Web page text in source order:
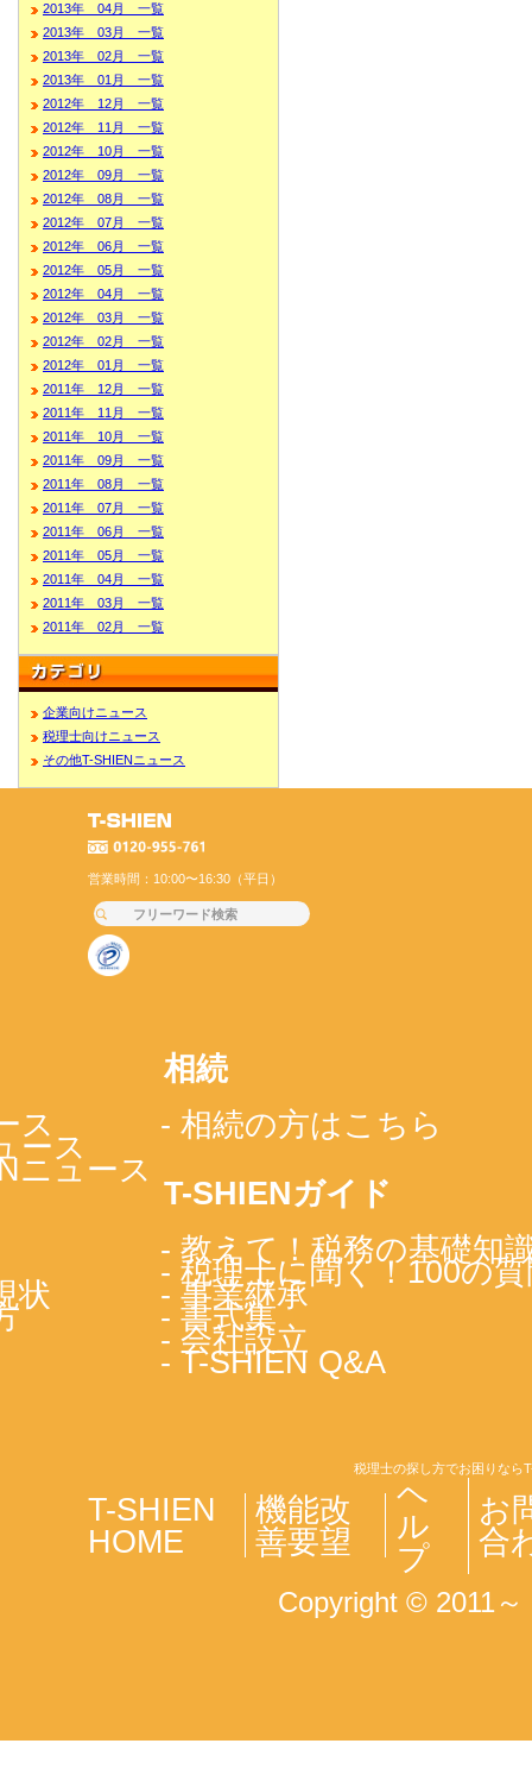
2013年 04月 一覧
2013年 03月 一覧
2013年 02月 一覧
2013年 01月 一覧
2012年 12月 一覧
2012年 11月 一覧
2012年 10月 一覧
2012年 09月 一覧
2012年 08月 一覧
2012年 07月 一覧
2012年 06月 一覧
2012年 05月 一覧
2012年 04月 一覧
2012年 03月 一覧
2012年 02月 一覧
2012年 01月 一覧
2011年 12月 一覧
2011年 11月 一覧
2011年 10月 一覧
2011年 09月 一覧
2011年 08月 一覧
2011年 07月 一覧
2011年 06月 一覧
2011年 05月 一覧
2011年 04月 一覧
2011年 03月 一覧
2011年 02月 一覧
企業向けニュース
税理士向けニュース
その他T-SHIENニュース
営業時間：10:00〜16:30（平日）
ス
ース
ニュース
状
相続
- 相続の方はこちら
T-SHIENガイド
- 教えて！税務の基礎知
- 税理士に聞く！100の
- 事業継承
- 書式集
- 会社設立
- T-SHIEN Q&A
税理士の探し方でお困りなら
T-SHIEN
HOME
機能改
善要望
ヘ
ル
プ
お
合
Copyright © 2011